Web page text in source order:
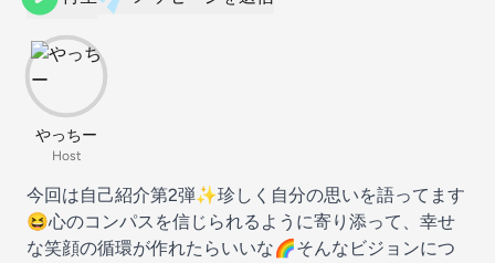
やっちー
Host
今回は自己紹介第2弾✨珍しく自分の思いを語ってます
😆心のコンパスを信じられるように寄り添って、幸せ
な笑顔の循環が作れたらいいな🌈そんなビジョンにつ